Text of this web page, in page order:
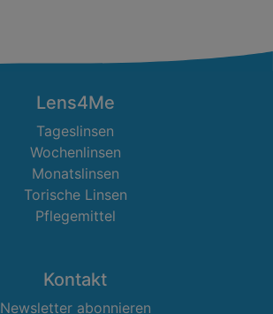
Lens4Me
Tageslinsen
Wochenlinsen
Monatslinsen
Torische Linsen
Pflegemittel
Kontakt
Newsletter abonnieren